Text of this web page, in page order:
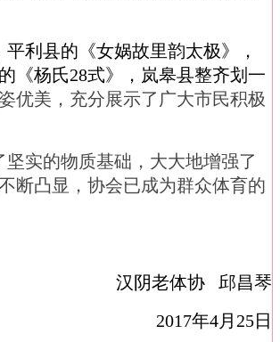
利县的《女娲故里韵太极》，
《杨氏28式》，岚皋县整齐划一
优美，充分展示了广大市民积极
实的物质基础，大大地增强了
断凸显，协会已成为群众体育的
汉阴老体协
邱昌琴
2017年4月 25日